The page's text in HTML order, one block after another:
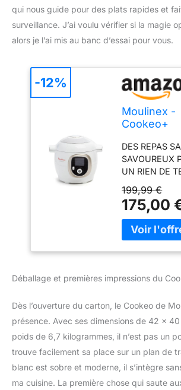
qui nous guide pour des plats rapides et
surveillance. J’ai voulu vérifier si la magie
alors je l’ai mis au banc d’essai pour vous.
Moulinex -
Cookeo+
intelligent -
150
DES REPAS
SAVOUREUX
UN RIEN DE
plus de 200
maison à
moins de 10
avec le
haute
bien plus
retrouver sur
gratuite
LAISSEZ-
suivez les
pas sur
Cookeo pour
199,99 €
175,00
-12%
Déballage et premières impressions du
Dès l’ouverture du carton, le Cookeo de
présence. Avec ses dimensions de 42 x
poids de 6,7 kilogrammes, il n’est pas un
trouve facilement sa place sur un plan de
blanc est sobre et moderne, il s’intègre
ma cuisine. La première chose qui saute